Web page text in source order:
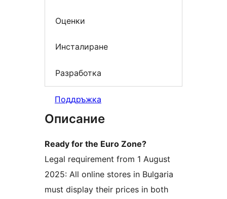
Оценки
Инсталиране
Разработка
Поддръжка
Описание
Ready for the Euro Zone?
Legal requirement from 1 August
2025: All online stores in Bulgaria
must display their prices in both